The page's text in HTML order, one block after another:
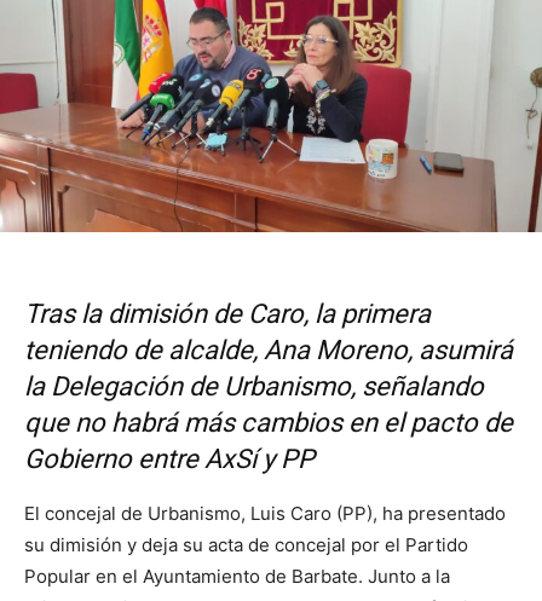
Tras la dimisión de Caro, la primera
teniendo de alcalde, Ana Moreno, asumirá
la Delegación de Urbanismo, señalando
que no habrá más cambios en el pacto de
Gobierno entre AxSí y PP
El concejal de Urbanismo, Luis Caro (PP), ha presentado
su dimisión y deja su acta de concejal por el Partido
Popular en el Ayuntamiento de Barbate. Junto a la